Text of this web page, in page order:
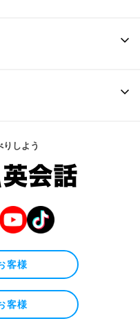
しよう
客様
客様